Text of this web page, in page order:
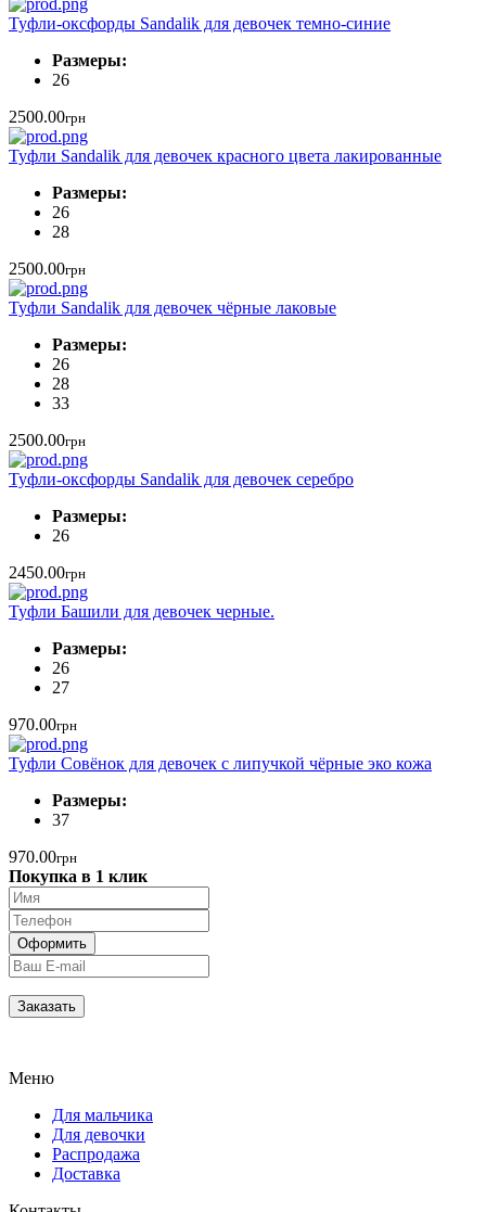
Туфли-оксфорды Sandalik для девочек темно-синие
Размеры:
26
2500.00грн
Туфли Sandalik для девочек красного цвета лакированные
Размеры:
26
28
2500.00грн
Туфли Sandalik для девочек чёрные лаковые
Размеры:
26
28
33
2500.00грн
Туфли-оксфорды Sandalik для девочек серебро
Размеры:
26
2450.00грн
Туфли Башили для девочек черные.
Размеры:
26
27
970.00грн
Туфли Совёнок для девочек с липучкой чёрные эко кожа
Размеры:
37
970.00грн
Покупка в 1 клик
Меню
Для мальчика
Для девочки
Распродажа
Доставка